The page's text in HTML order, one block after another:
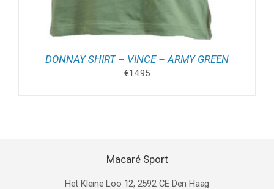
DONNAY SHIRT – VINCE – ARMY GREEN
€14.95
Macaré Sport
Het Kleine Loo 12, 2592 CE Den Haag